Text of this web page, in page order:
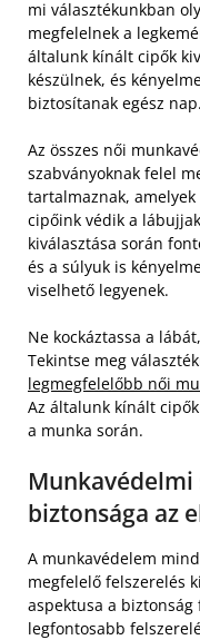
mi választékunkban
megfelelnek a
általunk kínált cipők
készülnek, és
biztosítanak egész nap.
Az összes női
szabványoknak felel
tartalmaznak,
cipőink védik a
kiválasztása során
és a súlyuk is
viselhető legyenek.
Ne kockáztassa a
Tekintse meg
legmegfelelőbb női
Az általunk kínált
a munka során.
Munkavédelmi
biztonsága az
A munkavédelem
megfelelő felszerelés
aspektusa a
legfontosabb